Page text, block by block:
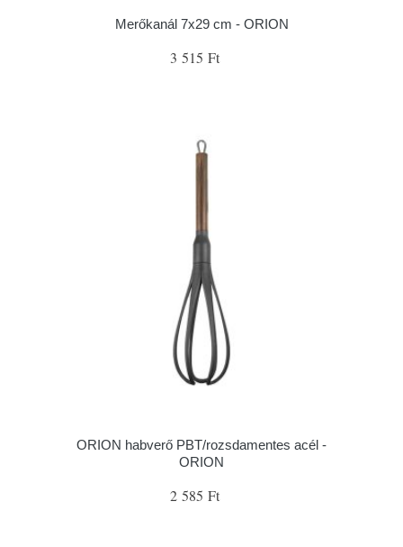
Merőkanál 7x29 cm - ORION
3 515 Ft
ORION habverő PBT/rozsdamentes acél -
ORION
2 585 Ft